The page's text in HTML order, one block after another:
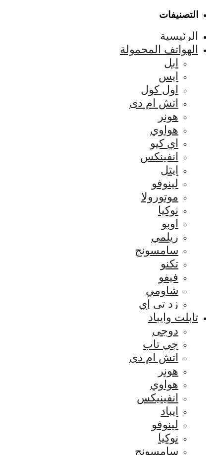
التصنيفات
الرئيسية
الهواتف المحمولة
ابل
ايس
اول كول
اتش ام دى
هونر
هواوي
اي كيو
انفينكس
ايتل
لينوفو
موتورولا
نوكيا
اوبو
ريلمي
سامسونج
تكنو
فيفو
شاومي
زد تي إي
تابلت وايباد
دوجى
جي تاب
اتش ام دى
هونر
هواوي
انفينيكس
ايباد
لينوفو
نوكيا
سامسونج